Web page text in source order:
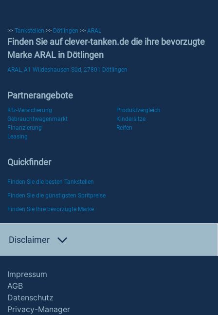
>> Tankstellen >> Dötlingen >> ARAL
Finden Sie auf clever-tanken.de die ihre bevorzugte
Marke ARAL in Dötlingen
ARAL, A1 Wildeshausen Süd, 27801 Dötlingen
Partnerangebote
Kfz-Versicherung
Produktvergleich
Gebrauchtwagenmarkt
Kindersitze
Finanzierung
Reifen
Leasing
Quickfinder
Finden Sie die besten Tankstellen
Finden Sie die günstigsten Spritpreise
Finden Sie Ihre bevorzugte Marke
Disclaimer
Impressum
AGB
Datenschutz
Privacy-Manager